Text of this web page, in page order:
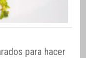
para hacer